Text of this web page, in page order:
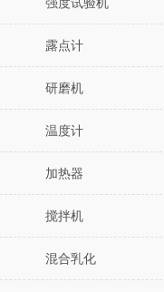
强度试验机
露点计
研磨机
温度计
加热器
搅拌机
混合乳化